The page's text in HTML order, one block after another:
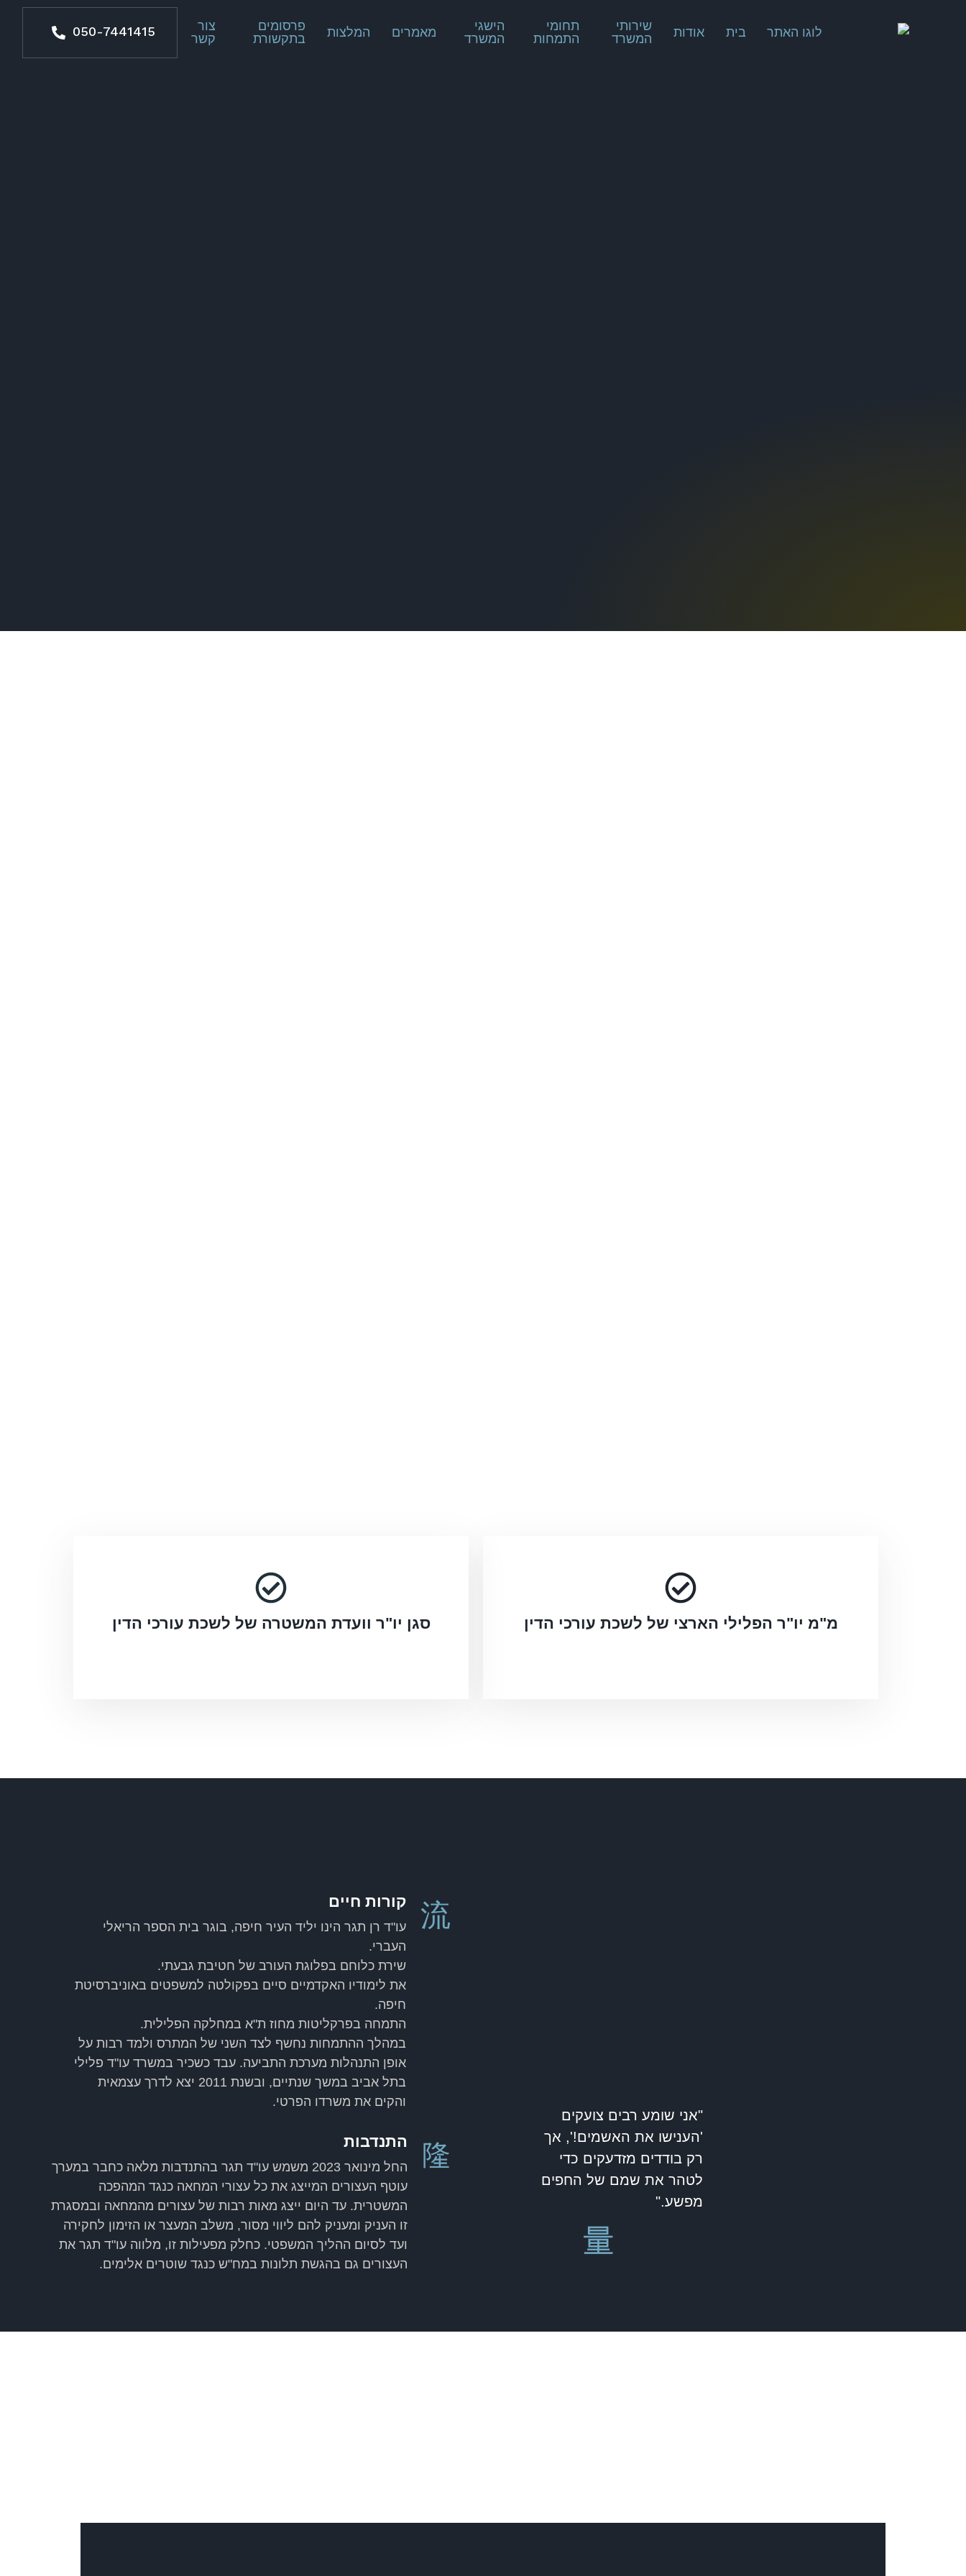
בית אודות
שירותי
המשרד
תחומי
התמחות
הישגי
המשרד
מאמרים המלצות
פרסומים
בתקשורת
צור
קשר
050-7441415
מ"מ יו"ר הפלילי הארצי של לשכת עורכי הדין סגן יו"ר וועדת המשטרה של לשכת עורכי הדין
"אני שומע רבים צועקים
'הענישו את האשמים!', אך
רק בודדים מזדעקים כדי
לטהר את שמם של החפים
מפשע."
קורות חיים
עו"ד רן תגר הינו יליד העיר חיפה, בוגר בית הספר הריאלי
העברי.
שירת כלוחם בפלוגת העורב של חטיבת גבעתי.
את לימודיו האקדמיים סיים בפקולטה למשפטים באוניברסיטת
חיפה.
התמחה בפרקליטות מחוז ת"א במחלקה הפלילית.
במהלך ההתמחות נחשף לצד השני של המתרס ולמד רבות על
אופן התנהלות מערכת התביעה. עבד כשכיר במשרד עו"ד פלילי
בתל אביב במשך שנתיים, ובשנת 2011 יצא לדרך עצמאית
והקים את משרדו הפרטי.
התנדבות
החל מינואר 2023 משמש עו"ד תגר בהתנדבות מלאה כחבר במערך
עוטף העצורים המייצג את כל עצורי המחאה כנגד המהפכה
המשטרית. עד היום ייצג מאות רבות של עצורים מהמחאה ובמסגרת
זו העניק ומעניק להם ליווי מסור, משלב המעצר או הזימון לחקירה
ועד לסיום ההליך המשפטי. כחלק מפעילות זו, מלווה עו"ד תגר את
העצורים גם בהגשת תלונות במח"ש כנגד שוטרים אלימים.